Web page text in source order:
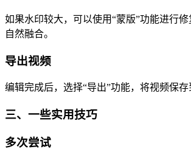
如果水印较大，可以使用“蒙版”功能进行
自然融合。
导出视频
编辑完成后，选择“导出”功能，将视频保存
三、一些实用技巧
多次尝试